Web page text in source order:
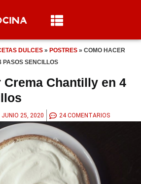
DULCES » POSTRES » COMO HACER
PASOS SENCILLOS
Crema Chantilly en 4
JUNIO 25, 2020 24 COMENTARIOS